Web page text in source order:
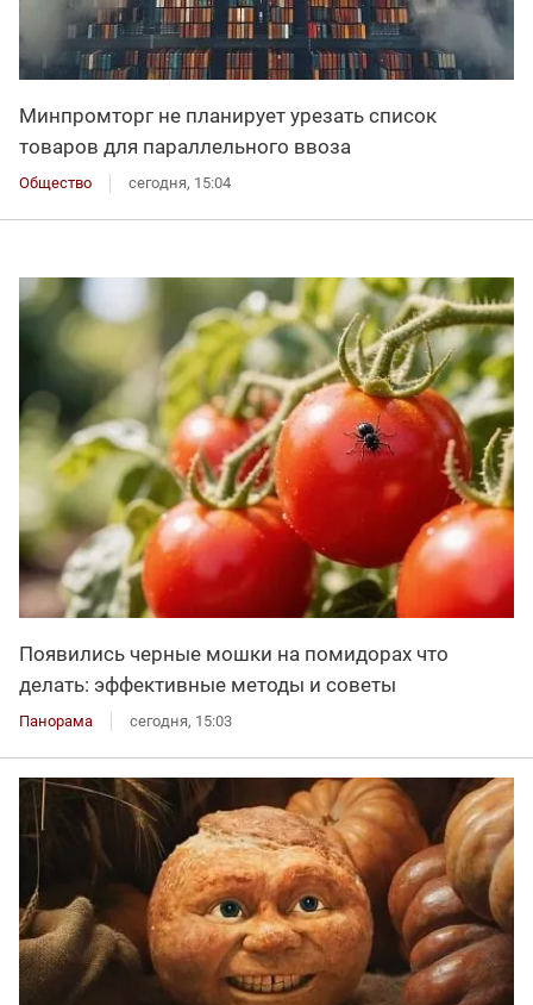
Минпромторг не планирует урезать список
товаров для параллельного ввоза
Общество сегодня, 15:04
Появились черные мошки на помидорах что
делать: эффективные методы и советы
Панорама сегодня, 15:03